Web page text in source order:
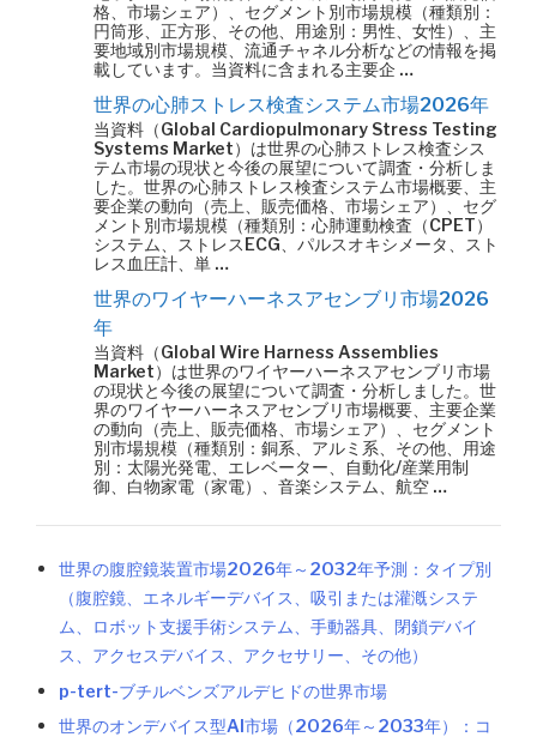
格、市場シェア）、セグメント別市場規模（種類別：
円筒形、正方形、その他、用途別：男性、女性）、主
要地域別市場規模、流通チャネル分析などの情報を掲
載しています。当資料に含まれる主要企 …
世界の心肺ストレス検査システム市場2026年
当資料（Global Cardiopulmonary Stress Testing
Systems Market）は世界の心肺ストレス検査シス
テム市場の現状と今後の展望について調査・分析しま
した。世界の心肺ストレス検査システム市場概要、主
要企業の動向（売上、販売価格、市場シェア）、セグ
メント別市場規模（種類別：心肺運動検査（CPET）
システム、ストレスECG、パルスオキシメータ、スト
レス血圧計、単 …
世界のワイヤーハーネスアセンブリ市場2026
年
当資料（Global Wire Harness Assemblies
Market）は世界のワイヤーハーネスアセンブリ市場
の現状と今後の展望について調査・分析しました。世
界のワイヤーハーネスアセンブリ市場概要、主要企業
の動向（売上、販売価格、市場シェア）、セグメント
別市場規模（種類別：銅系、アルミ系、その他、用途
別：太陽光発電、エレベーター、自動化/産業用制
御、白物家電（家電）、音楽システム、航空 …
世界の腹腔鏡装置市場2026年～2032年予測：タイプ別
（腹腔鏡、エネルギーデバイス、吸引または灌漑システ
ム、ロボット支援手術システム、手動器具、閉鎖デバイ
ス、アクセスデバイス、アクセサリー、その他）
p-tert-ブチルベンズアルデヒドの世界市場
世界のオンデバイス型AI市場（2026年～2033年）：コ